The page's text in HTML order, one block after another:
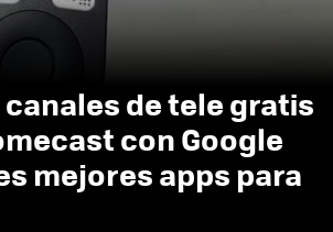
canales de tele gratis
con Google
mejores apps para